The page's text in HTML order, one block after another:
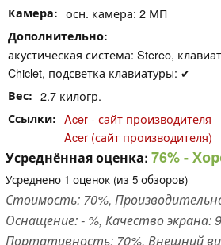
Камера осн. камера: 2 МП
Дополнительно
акустическая система: Stereo,
Chiclet, подсветка клавиатуры: ✔
Вес 2.7 килогр.
Ссылки
Acer - сайт производителя
Acer (сайт производителя)
Усреднённая оценка: 76%-
Усреднено 1 оценок (из 5 обзоров)
Стоимость: 70%,
Оснащение: - %, Качество экрана:
Портативность: 70%, Внешний